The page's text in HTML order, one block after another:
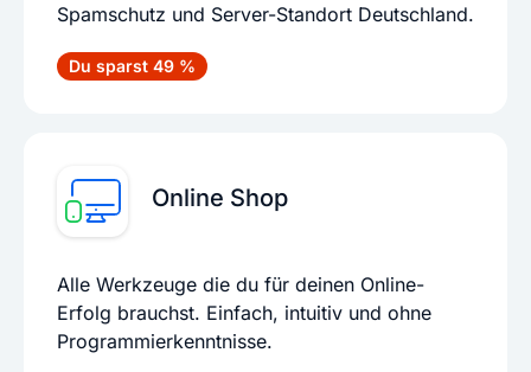
Spamschutz und Server-Standort Deutschland.
Du sparst 49 %
Online Shop
Alle Werkzeuge die du für deinen Online-
Erfolg brauchst. Einfach, intuitiv und ohne
Programmierkenntnisse.